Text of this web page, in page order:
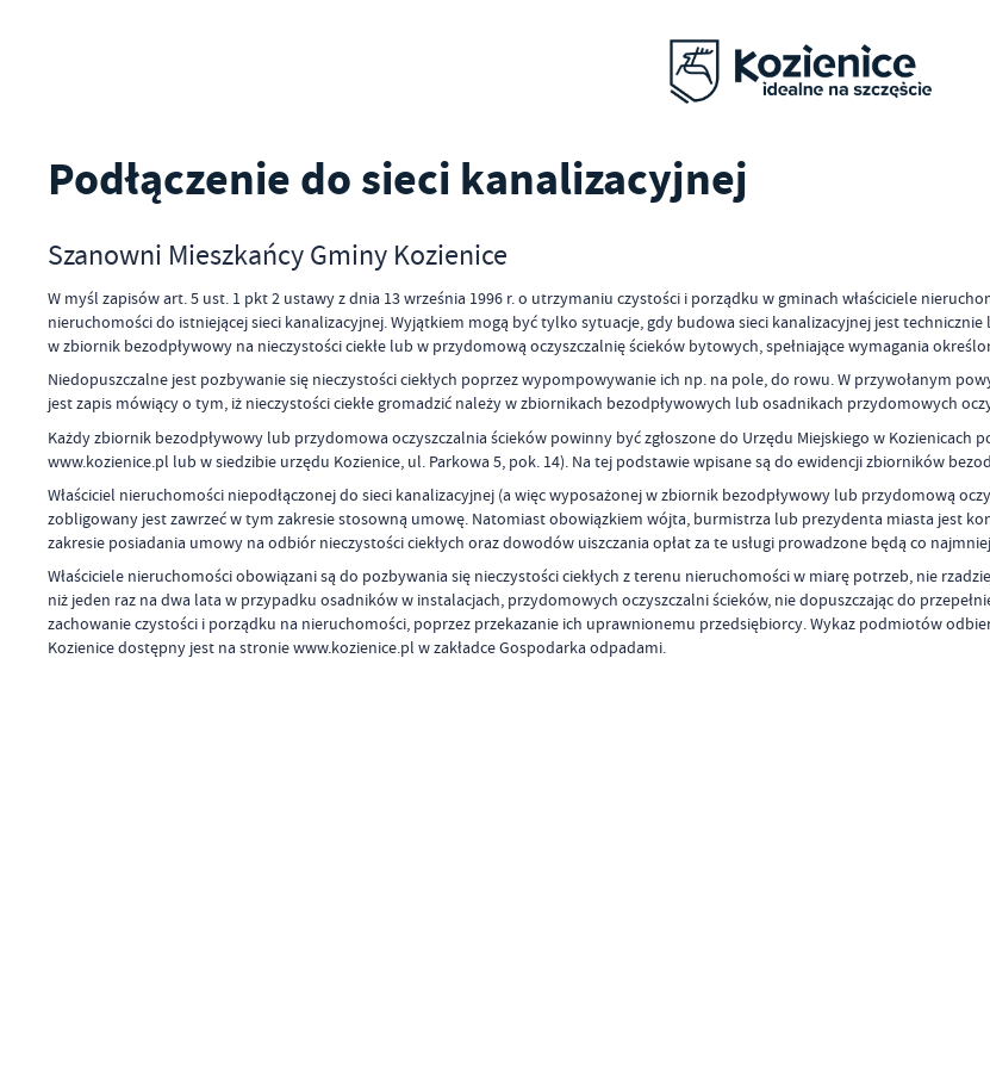
Podłączenie do sieci kanalizacyjnej
Szanowni Mieszkańcy Gminy Kozienice
W myśl zapisów art. 5 ust. 1 pkt 2 ustawy z dnia 13 września 1996 r. o utrzymaniu czystości i porządku w gminach właściciele
nieruchomości do istniejącej sieci kanalizacyjnej. Wyjątkiem mogą być tylko sytuacje, gdy budowa sieci kanalizacyjnej jest
w zbiornik bezodpływowy na nieczystości ciekłe lub w przydomową oczyszczalnię ścieków bytowych, spełniające wymagania
Niedopuszczalne jest pozbywanie się nieczystości ciekłych poprzez wypompowywanie ich np. na pole, do rowu. W przywołanym
jest zapis mówiący o tym, iż nieczystości ciekłe gromadzić należy w zbiornikach bezodpływowych lub osadnikach przydomowych
Każdy zbiornik bezodpływowy lub przydomowa oczyszczalnia ścieków powinny być zgłoszone do Urzędu Miejskiego w
www.kozienice.pl lub w siedzibie urzędu Kozienice, ul. Parkowa 5, pok. 14). Na tej podstawie wpisane są do ewidencji zbiorników
Właściciel nieruchomości niepodłączonej do sieci kanalizacyjnej (a więc wyposażonej w zbiornik bezodpływowy lub przydomową
zobligowany jest zawrzeć w tym zakresie stosowną umowę. Natomiast obowiązkiem wójta, burmistrza lub prezydenta miasta jest
zakresie posiadania umowy na odbiór nieczystości ciekłych oraz dowodów uiszczania opłat za te usługi prowadzone będą co
Właściciele nieruchomości obowiązani są do pozbywania się nieczystości ciekłych z terenu nieruchomości w miarę potrzeb, nie
niż jeden raz na dwa lata w przypadku osadników w instalacjach, przydomowych oczyszczalni ścieków, nie dopuszczając do
zachowanie czystości i porządku na nieruchomości, poprzez przekazanie ich uprawnionemu przedsiębiorcy. Wykaz podmiotów
Kozienice dostępny jest na stronie www.kozienice.pl w zakładce Gospodarka odpadami.